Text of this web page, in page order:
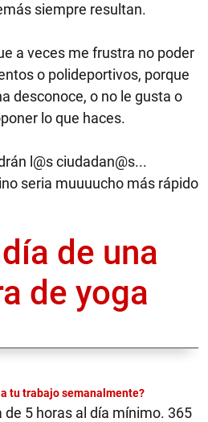
siempre resultan.
a veces me frustra no poder
o polideportivos, porque
desconoce, o no le gusta o
lo que haces.
l@s ciudadan@s...
seria muuuucho más rápido
de una
de yoga
tu trabajo semanalmente?
de 5 horas al día mínimo. 365